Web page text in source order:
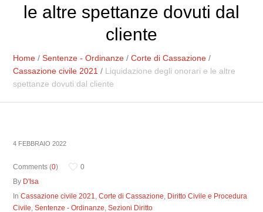
le altre spettanze dovuti dal
cliente
Home /Sentenze - Ordinanze /Corte di Cassazione /
Cassazione civile 2021 / Liquidazione degli onorari e le altre
spettanze dovuti dal cliente
4 FEBBRAIO 2022
Comments (0)
0
By D'Isa
InCassazione civile 2021,Corte di Cassazione, Diritto Civile e Procedura
Civile,Sentenze - Ordinanze,Sezioni Diritto